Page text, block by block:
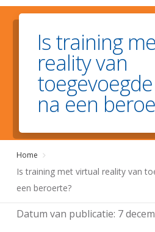
Is training
reality van
na een
Home
Is training met virtual reality van
een beroerte?
Datum van publicatie: 7